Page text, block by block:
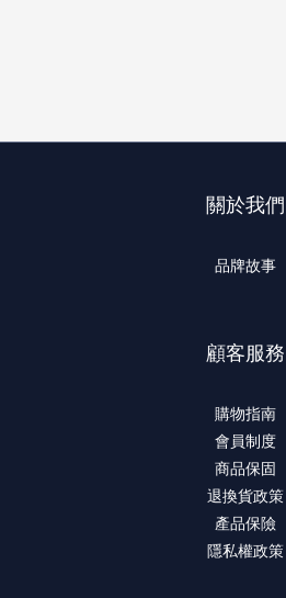
關於我們
品牌故事
顧客服務
購物指南
會員制度
商品保固
退換貨政策
產品保險
隱私權政策